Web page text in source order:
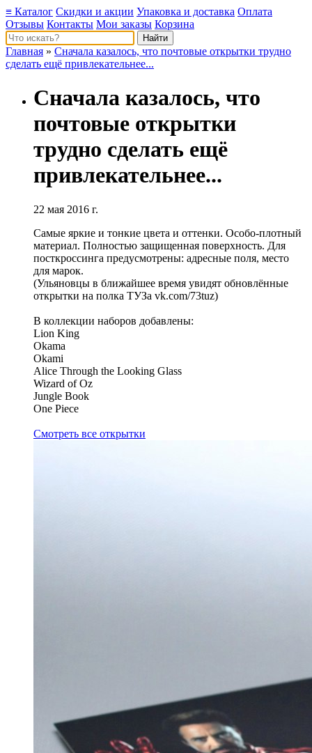
≡ Каталог Скидки и акции Упаковка и доставка Оплата
Отзывы Контакты Мои заказы Корзина
Главная » Сначала казалось, что почтовые открытки трудно
сделать ещё привлекательнее...
Сначала казалось, что
почтовые открытки
трудно сделать ещё
привлекательнее...
22 мая 2016 г.
Самые яркие и тонкие цвета и оттенки. Особо-плотный
материал. Полностью защищенная поверхность. Для
посткроссинга предусмотрены: адресные поля, место
для марок.
(Ульяновцы в ближайшее время увидят обновлённые
открытки на полка ТУЗа vk.com/73tuz)
В коллекции наборов добавлены:
Lion King
Okama
Okami
Alice Through the Looking Glass
Wizard of Oz
Jungle Book
One Piece
Смотреть все открытки